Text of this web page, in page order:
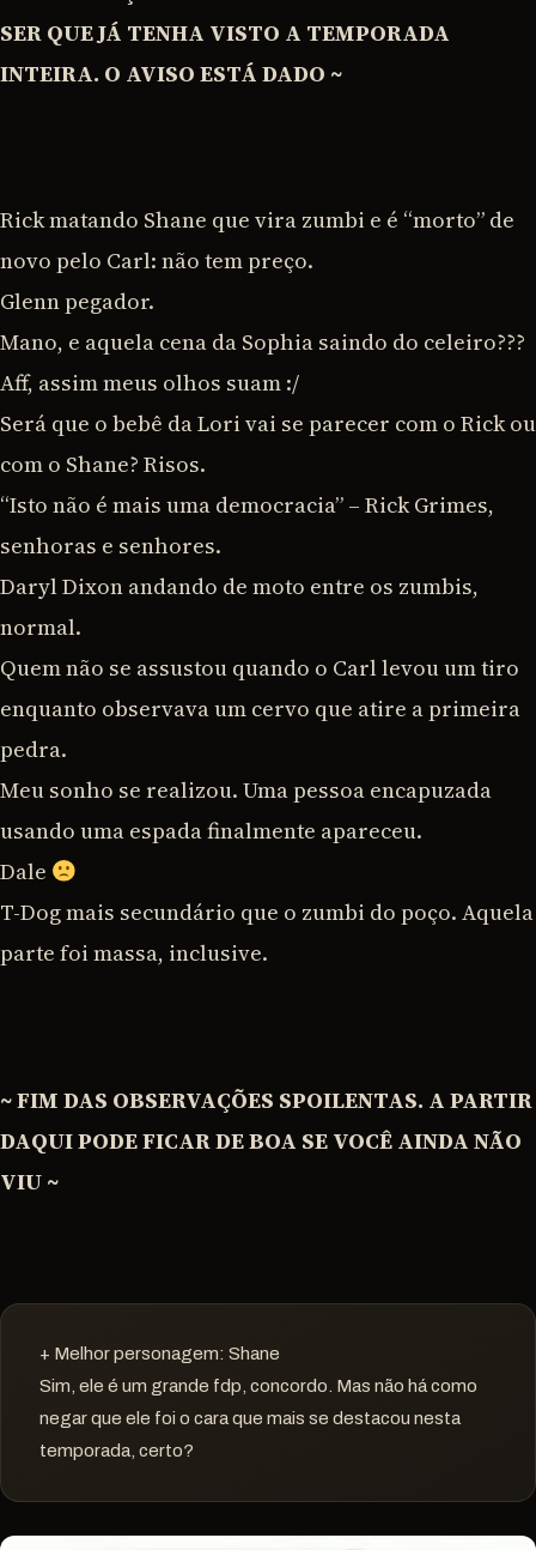
SER QUE JÁ TENHA VISTO A TEMPORADA
INTEIRA. O AVISO ESTÁ DADO ~
Rick matando Shane que vira zumbi e é “morto” de
novo pelo Carl: não tem preço.
Glenn pegador.
Mano, e aquela cena da Sophia saindo do celeiro???
Aff, assim meus olhos suam :/
Será que o bebê da Lori vai se parecer com o Rick ou
com o Shane? Risos.
“Isto não é mais uma democracia” – Rick Grimes,
senhoras e senhores.
Daryl Dixon andando de moto entre os zumbis,
normal.
Quem não se assustou quando o Carl levou um tiro
enquanto observava um cervo que atire a primeira
pedra.
Meu sonho se realizou. Uma pessoa encapuzada
usando uma espada finalmente apareceu.
Dale
T-Dog mais secundário que o zumbi do poço. Aquela
parte foi massa, inclusive.
~ FIM DAS OBSERVAÇÕES SPOILENTAS. A PARTIR
DAQUI PODE FICAR DE BOA SE VOCÊ AINDA NÃO
VIU ~
+ Melhor personagem: Shane
Sim, ele é um grande fdp, concordo. Mas não há como
negar que ele foi o cara que mais se destacou nesta
temporada, certo?